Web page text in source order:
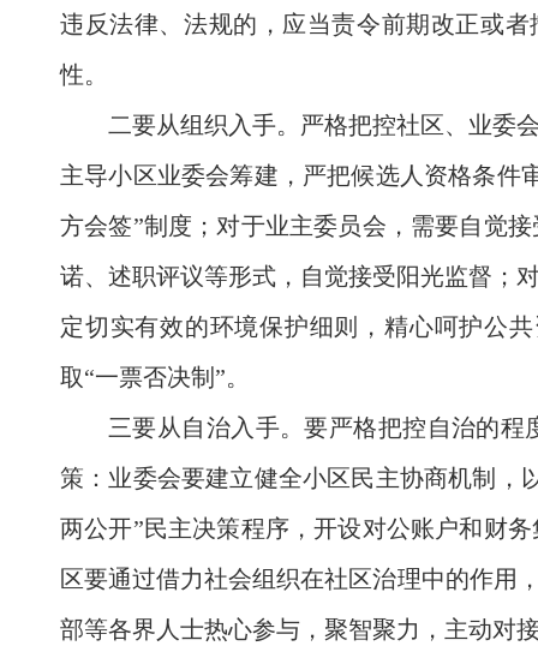
违反法律、法规的，应当责令前期改正或
性。
二要从组织入手。严格把控社区、业委
主导小区业委会筹建，严把候选人资格条件
方会签”制度；对于业主委员会，需要自觉
诺、述职评议等形式，自觉接受阳光监督；
定切实有效的环境保护细则，精心呵护公
取“一票否决制”。
三要从自治入手。要严格把控自治的
策：业委会要建立健全小区民主协商机制，
两公开”民主决策程序，开设对公账户和财
区要通过借力社会组织在社区治理中的作用
部等各界人士热心参与，聚智聚力，主动对